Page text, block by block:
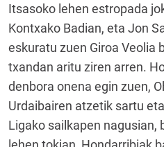
Itsasoko lehen estropada
Kontxako Badian, eta Jon
eskuratu zuen Giroa Veolia
txandan aritu ziren arren.
denbora onena egin zuen,
Urdaibairen atzetik sartu
Ligako sailkapen nagusian,